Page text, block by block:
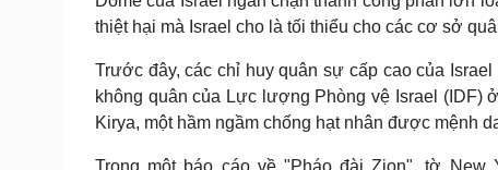
thiệt hại mà Israel cho là tối thiểu cho các cơ sở
Trước đây, các chỉ huy quân sự cấp cao của
không quân của Lực lượng Phòng vệ Israel
Kirya, một hầm ngầm chống hạt nhân được mệnh
Trong một báo cáo về "Pháo đài Zion", tờ New